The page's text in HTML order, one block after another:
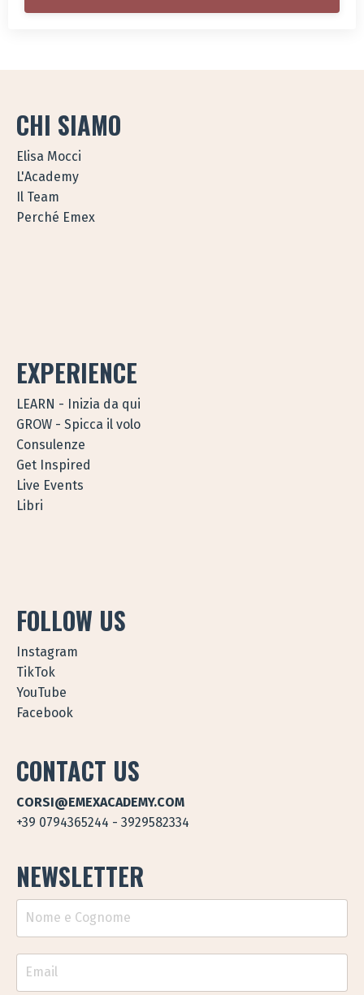
CHI SIAMO
Elisa Mocci
L'Academy
Il Team
Perché Emex
EXPERIENCE
LEARN - Inizia da qui
GROW - Spicca il volo
Consulenze
Get Inspired
Live Events
Libri
FOLLOW US
Instagram
TikTok
YouTube
Facebook
CONTACT US
CORSI@EMEXACADEMY.COM
+39 0794365244 - 3929582334
NEWSLETTER